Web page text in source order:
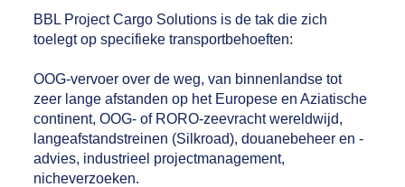
BBL Project Cargo Solutions is de tak die zich
toelegt op specifieke transportbehoeften:
OOG-vervoer over de weg, van binnenlandse tot
zeer lange afstanden op het Europese en Aziatische
continent, OOG- of RORO-zeevracht wereldwijd,
langeafstandstreinen (Silkroad), douanebeheer en -
advies, industrieel projectmanagement,
nicheverzoeken.